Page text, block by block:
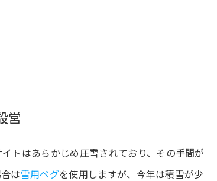
営
トはあらかじめ圧雪されており、その手間が
は雪用ペグを使用しますが、今年は積雪が少